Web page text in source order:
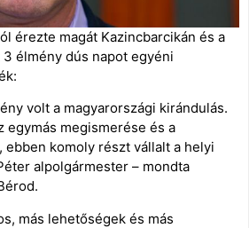
érezte magát Kazincbarcikán és a
élmény dús napot egyéni
volt a magyarországi kirándulás.
egymás megismerése és a
ebben komoly részt vállalt a helyi
alpolgármester – mondta
más lehetőségek és más